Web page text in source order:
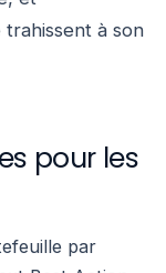
à son
pour les
par